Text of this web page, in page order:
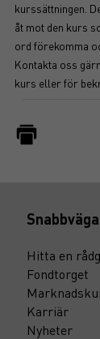
kurssättningen.
åt mot den kurs
ord förekomma
Kontakta oss
kurs eller för
Hitta en
Fondtorget
Karriär
Nyheter